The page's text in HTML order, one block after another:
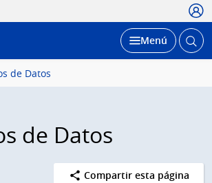
Desplegar
Menú Abrir
de Datos
de Datos
Compartir esta página